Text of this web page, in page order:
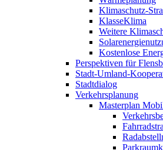
Klimaschutz-
KlasseKlima
Weitere
Kostenlose
Perspektiven für
Stadt-Umland-
Stadtdialog
Verkehrsplanung
Masterplan